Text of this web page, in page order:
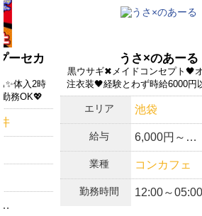
18歳未満勤務者の雇用を行っていない
します。
過去1年以内に求人媒体ご利用料金の1
払いは発生していません。
上記の内容について記載のとおり相違
に、今後公開するお仕事情報が実勤務と相
す。
上記の内容が変更になった場合は、速
局に連絡することを約束します。
ーセカ
✨体入2時
務OK💖
ク有
うさ×のあーる
黒ウサギ✖︎メイドコンセプト🖤
注衣装🖤経験とわず時給6000円
働ける💕
エリア 池袋
給与 6,000円～
✨各種高額
✨全額日払い
業種 コンカフェ
勤務時間 12:00～05:00